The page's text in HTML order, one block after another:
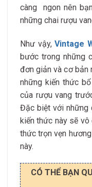
càng ngon nên
những chai rượu
Như vậy,Vintage
bước trong những
đơn giản và cơ bản
những kiến thức
của rượu vang
Đặc biệt với những
kiến thức này sẽ
thức trọn vẹn
này.
CÓ THỂ BẠN